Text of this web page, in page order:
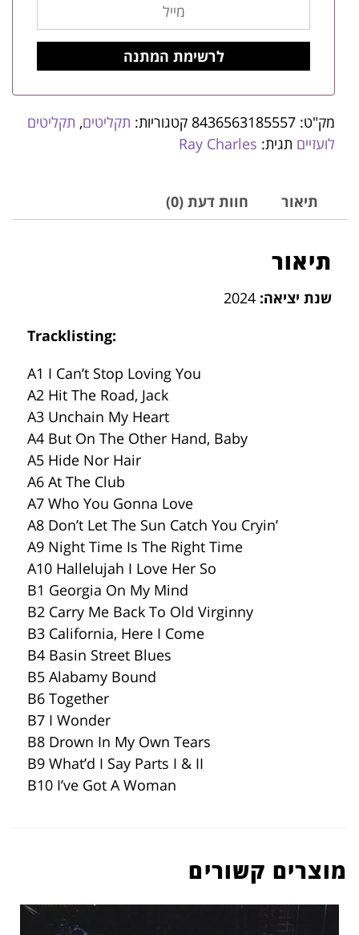
מק"ט: 8436563185557 קטגוריות: תקליטים, תקליטים
לועזיים תגית: Ray Charles
תיאור חוות דעת (0)
תיאור
שנת יציאה:
Tracklisting:
A1 I Can’t Stop Loving You
A2 Hit The Road, Jack
A3 Unchain My Heart
A4 But On The Other Hand, Baby
A5 Hide Nor Hair
A6 At The Club
A7 Who You Gonna Love
A8 Don’t Let The Sun Catch You Cryin’
A9 Night Time Is The Right Time
A10 Hallelujah I Love Her So
B1 Georgia On My Mind
B2 Carry Me Back To Old Virginny
B3 California, Here I Come
B4 Basin Street Blues
B5 Alabamy Bound
B6 Together
B7 I Wonder
B8 Drown In My Own Tears
B9 What’d I Say Parts I & II
B10 I’ve Got A Woman
מוצרים קשורים